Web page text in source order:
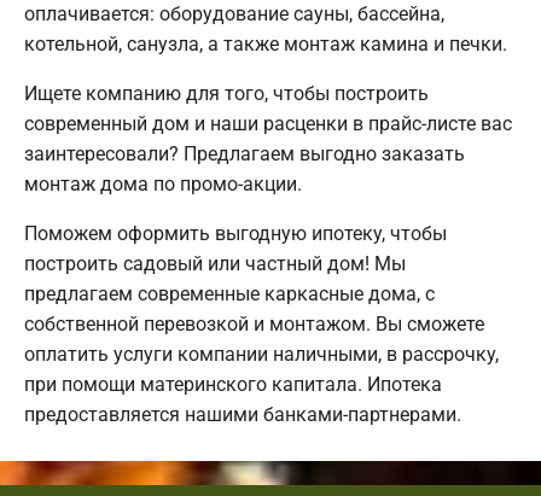
оплачивается: оборудование сауны, бассейна,
котельной, санузла, а также монтаж камина и печки.
Ищете компанию для того, чтобы построить
современный дом и наши расценки в прайс-листе вас
заинтересовали? Предлагаем выгодно заказать
монтаж дома по промо-акции.
Поможем оформить выгодную ипотеку, чтобы
построить садовый или частный дом! Мы
предлагаем современные каркасные дома, с
собственной перевозкой и монтажом. Вы сможете
оплатить услуги компании наличными, в рассрочку,
при помощи материнского капитала. Ипотека
предоставляется нашими банками-партнерами.